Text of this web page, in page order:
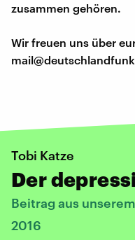
zusammen gehören.
Wir freuen uns über
Tobi Katze
Der
Beitrag aus
2016